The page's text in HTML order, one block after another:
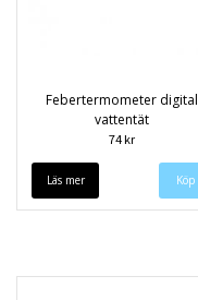
Febertermometer digital
vattentät
74 kr
Läs mer